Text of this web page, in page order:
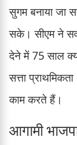
सुगम बनाया जा
सके। सीएम ने
देने में 75 साल
सत्ता
काम करते हैं।
आगामी